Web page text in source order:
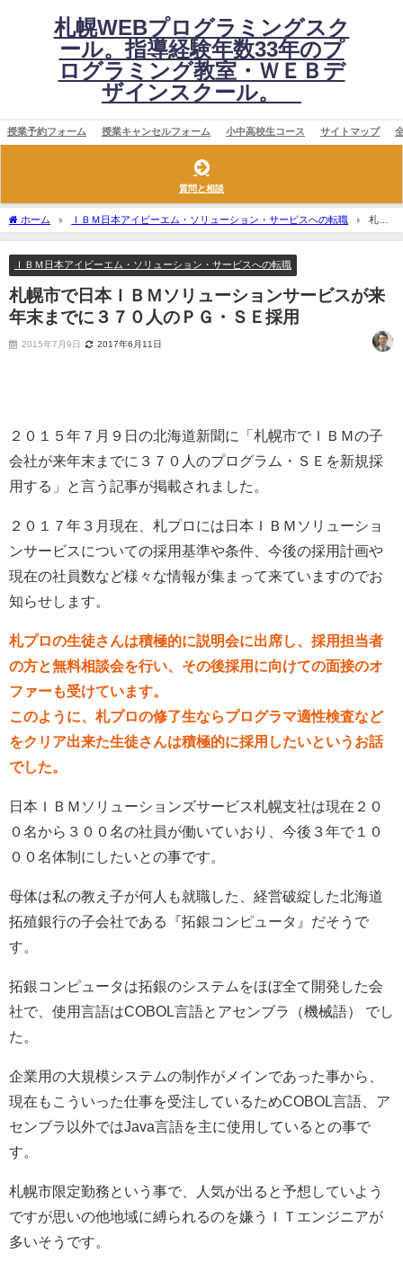
札幌WEBプログラミングスク
ール。指導経験年数33年のプ
ログラミング教室・ＷＥＢデ
ザインスクール。
授業予約フォーム 授業キャンセルフォーム 小中高校生コース サイトマップ
質問と相談
ホーム ＩＢＭ日本アイビーエム・ソリューション・サービスへの転職
札幌
市で日本ＩＢＭソリューションサービスが来年末までに３７０人のＰＧ・ＳＥ採用
ＩＢＭ日本アイビーエム・ソリューション・サービスへの転職
札幌市で日本ＩＢＭソリューションサービスが来
年末までに３７０人のＰＧ・ＳＥ採用
2015年7月9日 2017年6月11日
２０１５年７月９日の北海道新聞に「札幌市でＩＢＭの子
会社が来年末までに３７０人のプログラム・ＳＥを新規採
用する」と言う記事が掲載されました。
２０１７年３月現在、札プロには日本ＩＢＭソリューショ
ンサービスについての採用基準や条件、今後の採用計画や
現在の社員数など様々な情報が集まって来ていますのでお
知らせします。
札プロの生徒さんは積極的に説明会に出席し、採用担当者
の方と無料相談会を行い、その後採用に向けての面接のオ
ファーも受けています。
このように、札プロの修了生ならプログラマ適性検査など
をクリア出来た生徒さんは積極的に採用したいというお話
でした。
日本ＩＢＭソリューションズサービス札幌支社は現在２０
０名から３００名の社員が働いていおり、今後３年で１０
００名体制にしたいとの事です。
母体は私の教え子が何人も就職した、経営破綻した北海道
拓殖銀行の子会社である『拓銀コンピュータ』だそうで
す。
拓銀コンピュータは拓銀のシステムをほぼ全て開発した会
社で、使用言語はCOBOL言語とアセンブラ（機械語） でし
た。
企業用の大規模システムの制作がメインであった事から、
現在もこういった仕事を受注しているためCOBOL言語、ア
センブラ以外ではJava言語を主に使用しているとの事で
す。
札幌市限定勤務という事で、人気が出ると予想していよう
ですが思いの他地域に縛られるのを嫌うＩＴエンジニアが
多いそうです。